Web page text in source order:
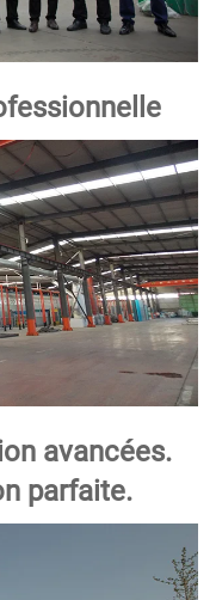
avancées.
parfaite.